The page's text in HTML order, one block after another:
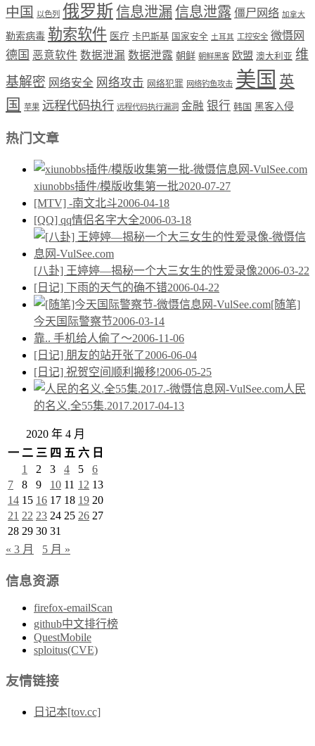
中国 以色列 俄罗斯信息泄漏信息泄露 僵尸网络 加拿大
勒索病毒 勒索软件 医疗 卡巴斯基 国家安全 土耳其 工控安全 微慑网
德国 恶意软件 数据泄漏 数据泄露 朝鲜 朝鲜黑客 欧盟 澳大利亚 维
基解密 网络安全 网络攻击 网络犯罪 网络钓鱼攻击 美国 英
国
苹果 远程代码执行 远程代码执行漏洞 金融 银行 韩国 黑客入侵
热门文章
xiunobbs插件/模版收集第一批2020-07-27
[MTV] -南文北斗2006-04-18
[QQ] qq情侣名字大全2006-03-18
[八卦] 王婷婷—揭秘一个大三女生的性爱录像2006-03-22
[日记] 下雨的天气的确不错2006-04-22
[随笔]
今天国际警察节2006-03-14
靠.. 手机给人偷了～2006-11-06
[日记] 朋友的站开张了2006-06-04
[日记] 祝贺空间顺利搬移!2006-05-25
人民
的名义.全55集.2017.2017-04-13
2020 年 4 月
一 二 三 四 五 六 日
1
2 3 4 5
6
7
8 9 10 11 12 13
14 15 16 17 18 19 20
21 22 23 24 25 26 27
28 29 30 31
« 3 月
5 月 »
信息资源
firefox-emailScan
github中文排行榜
QuestMobile
sploitus(CVE)
友情链接
日记本[tov.cc]